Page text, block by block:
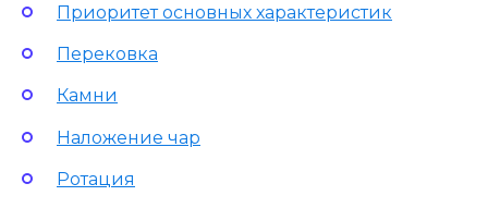
Приоритет основных характеристик
Перековка
Камни
Наложение чар
Ротация